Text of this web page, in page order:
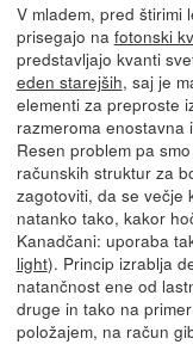
V mladem, pred štirimi
prisegajo na fotonski
predstavljajo kvanti
eden starejših, saj je
elementi za preproste
razmeroma enostavna
Resen problem pa
računskih struktur za
zagotoviti, da se večje
natanko tako, kakor
Kanadčani: uporaba
light). Princip izrablja
natančnost ene od
druge in tako na
položajem, na račun